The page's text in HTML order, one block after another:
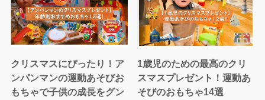
クリスマスにぴったり！ア
ンパンマンの運動あそびお
もちゃで子供の成長をグン
1歳児のための最高のクリ
スマスプレゼント！運動あ
そびのおもちゃ14選